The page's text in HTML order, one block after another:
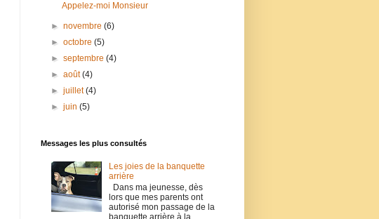
Appelez-moi Monsieur
►novembre(6)
►octobre(5)
►septembre(4)
►août(4)
►juillet(4)
►juin(5)
Messages les plus consultés
Les joies de la banquette
arrière
Dans ma jeunesse, dès
lors que mes parents ont
autorisé mon passage de la
banquette arrière à la